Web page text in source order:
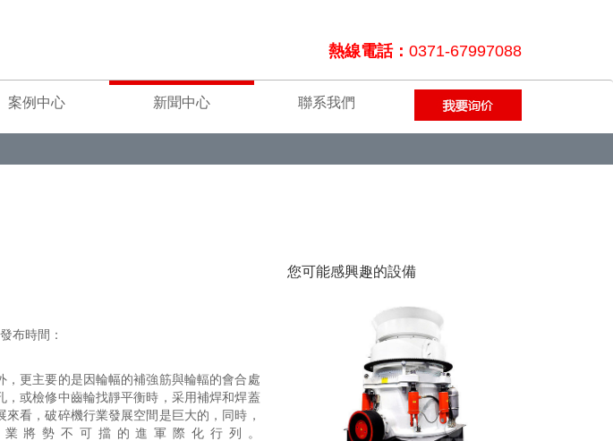
熱線電話： 0371-67997088
案例中心 新聞中心 聯系我們
時間：
更主要的是因輪幅的補強筋與輪輻的會合處
或檢修中齒輪找靜平衡時，采用補焊和焊蓋
看，破碎機行業發展空間是巨大的，同時，
將勢不可擋的進軍際化行列。
您可能感興趣的設備